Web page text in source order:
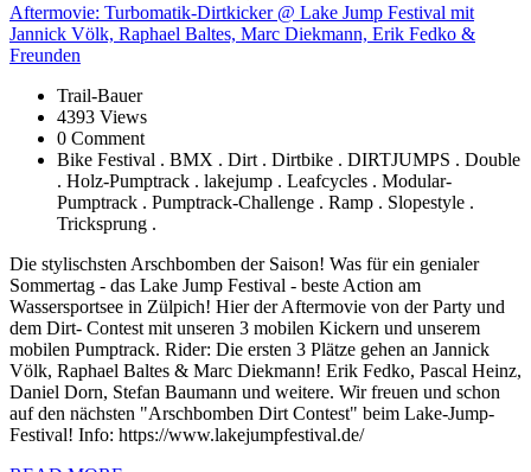
Aftermovie: Turbomatik-Dirtkicker @ Lake Jump Festival mit
Jannick Völk, Raphael Baltes, Marc Diekmann, Erik Fedko &
Freunden
Trail-Bauer
4393 Views
0 Comment
Bike Festival . BMX . Dirt . Dirtbike . DIRTJUMPS . Double
. Holz-Pumptrack . lakejump . Leafcycles . Modular-
Pumptrack . Pumptrack-Challenge . Ramp . Slopestyle .
Tricksprung .
Die stylischsten Arschbomben der Saison! Was für ein genialer
Sommertag - das Lake Jump Festival - beste Action am
Wassersportsee in Zülpich! Hier der Aftermovie von der Party und
dem Dirt- Contest mit unseren 3 mobilen Kickern und unserem
mobilen Pumptrack. Rider: Die ersten 3 Plätze gehen an Jannick
Völk, Raphael Baltes & Marc Diekmann! Erik Fedko, Pascal Heinz,
Daniel Dorn, Stefan Baumann und weitere. Wir freuen und schon
auf den nächsten "Arschbomben Dirt Contest" beim Lake-Jump-
Festival! Info: https://www.lakejumpfestival.de/